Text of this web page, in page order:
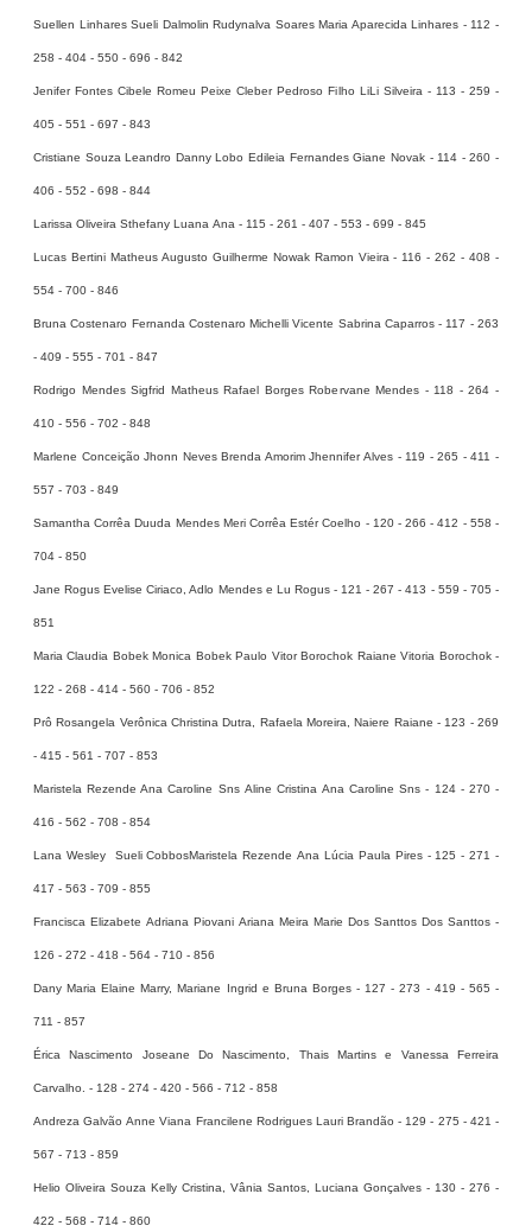
Suellen Linhares Sueli Dalmolin Rudynalva Soares Maria Aparecida Linhares - 112 -
258 - 404 - 550 - 696 - 842
Jenifer Fontes Cibele Romeu Peixe Cleber Pedroso Filho LiLi Silveira - 113 - 259 -
405 - 551 - 697 - 843
Cristiane Souza Leandro Danny Lobo Edileia Fernandes Giane Novak - 114 - 260 -
406 - 552 - 698 - 844
Larissa Oliveira Sthefany Luana Ana - 115 - 261 - 407 - 553 - 699 - 845
Lucas Bertini Matheus Augusto Guilherme Nowak Ramon Vieira - 116 - 262 - 408 -
554 - 700 - 846
Bruna Costenaro Fernanda Costenaro Michelli Vicente Sabrina Caparros - 117 - 263
- 409 - 555 - 701 - 847
Rodrigo Mendes Sigfrid Matheus Rafael Borges Robervane Mendes - 118 - 264 -
410 - 556 - 702 - 848
Marlene Conceição Jhonn Neves Brenda Amorim Jhennifer Alves - 119 - 265 - 411 -
557 - 703 - 849
Samantha Corrêa Duuda Mendes Meri Corrêa Estér Coelho - 120 - 266 - 412 - 558 -
704 - 850
Jane Rogus Evelise Ciriaco, Adlo Mendes e Lu Rogus - 121 - 267 - 413 - 559 - 705 -
851
Maria Claudia Bobek Monica Bobek Paulo Vitor Borochok Raiane Vitoria Borochok -
122 - 268 - 414 - 560 - 706 - 852
Prô Rosangela Verônica Christina Dutra, Rafaela Moreira, Naiere Raiane - 123 - 269
- 415 - 561 - 707 - 853
Maristela Rezende Ana Caroline Sns Aline Cristina Ana Caroline Sns - 124 - 270 -
416 - 562 - 708 - 854
Lana Wesley Sueli CobbosMaristela Rezende Ana Lúcia Paula Pires - 125 - 271 -
417 - 563 - 709 - 855
Francisca Elizabete Adriana Piovani Ariana Meira Marie Dos Santtos Dos Santtos -
126 - 272 - 418 - 564 - 710 - 856
Dany Maria Elaine Marry, Mariane Ingrid e Bruna Borges - 127 - 273 - 419 - 565 -
711 - 857
Érica Nascimento Joseane Do Nascimento, Thais Martins e Vanessa Ferreira
Carvalho. - 128 - 274 - 420 - 566 - 712 - 858
Andreza Galvão Anne Viana Francilene Rodrigues Lauri Brandão - 129 - 275 - 421 -
567 - 713 - 859
Helio Oliveira Souza Kelly Cristina, Vânia Santos, Luciana Gonçalves - 130 - 276 -
422 - 568 - 714 - 860